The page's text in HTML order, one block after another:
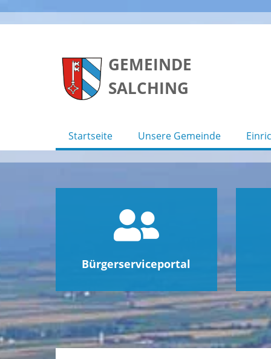
GEMEINDE
SALCHING
Startseite Unsere Gemeinde
Bürgerserviceportal